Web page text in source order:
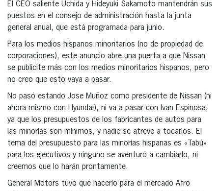
El CEO saliente Uchida y Hideyuki Sakamoto mantendrán sus
puestos en el consejo de administración hasta la junta
general anual, que está programada para junio.
Para los medios hispanos minoritarios (no de propiedad de
corporaciones), este anuncio abre una puerta a que Nissan
se publicite más con los medios minoritarios hispanos, pero
no creo que esto vaya a pasar.
No pasó estando Jose Muñoz como presidente de Nissan (ni
ahora mismo con Hyundai), ni va a pasar con Ivan Espinosa,
ya que los presupuestos de los fabricantes de autos para
las minorías son mínimos, y nadie se atreve a tocarlos. El
tema del presupuesto para las minorías hispanas es «Tabú»
para los ejecutivos y ninguno se aventuró a cambiarlo, ni
creemos que lo harán prontamente.
General Motors tuvo que hacerlo para el mercado Afro